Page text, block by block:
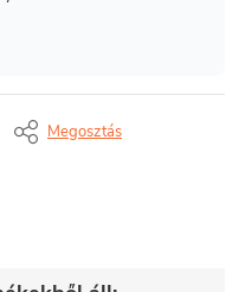
Megosztás